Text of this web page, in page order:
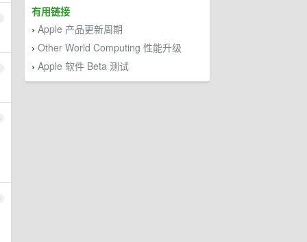
有用链接
› Apple 产品更新周期
› Other World Computing 性能升级
› Apple 软件 Beta 测试